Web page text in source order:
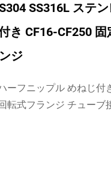
SS316L ステ
き CF16-CF250
ジ
ーフニップル めねじ付
転式フランジ チューブ